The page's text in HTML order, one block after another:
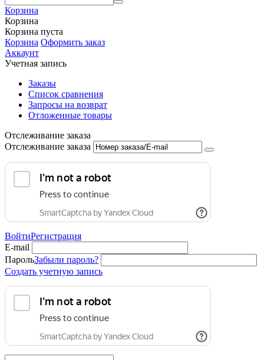
Корзина
Корзина
Корзина пуста
Корзина Оформить заказ
Аккаунт
Учетная запись
Заказы
Список сравнения
Запросы на возврат
Отложенные товары
Отслеживание заказа
Отслеживание заказа
ВойтиРегистрация
E-mail
ПарольЗабыли пароль?
Создать учетную запись